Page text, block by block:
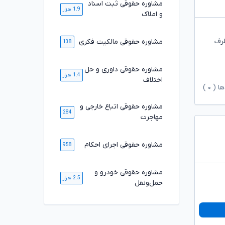
( ۰
مشاوره حقوقی ثبت اسناد
و املاک
1.9 هزار
مشاوره حقوقی مالکیت فکری 138
مشاوره حقوقی داوری و حل
اختلاف
1.4 هزار
مشاوره حقوقی اتباع خارجی و
مهاجرت
284
مشاوره حقوقی اجرای احکام 958
مشاوره حقوقی خودرو و
حمل‌ونقل
2.5 هزار